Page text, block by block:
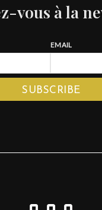
vous à la
EMAIL